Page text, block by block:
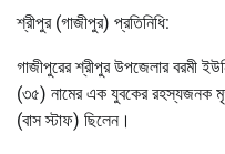
শ্রীপুর (গাজীপুর) প্রতিনিধি:
গাজীপুরের শ্রীপুর উপজেলার বরমী
(৩৫) নামের এক যুবকের রহস্যজনক
(বাস স্টাফ) ছিলেন।